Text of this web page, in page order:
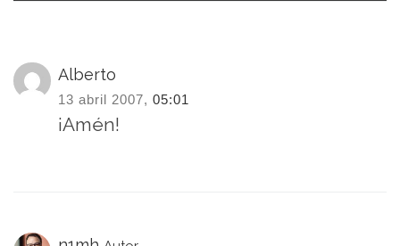
Alberto
13 abril 2007, 05:01
¡Amén!